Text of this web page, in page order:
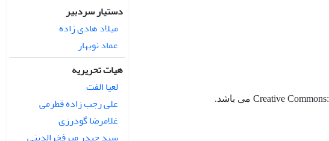
دستیار سردبیر
میلاد هادی زاده
عماد نوبهار
هیات تحریریه
لعیا الفت
علی رجب زاده قطرمی
غلامرضا گودرزی
سید حیدر میرفخرالدینی